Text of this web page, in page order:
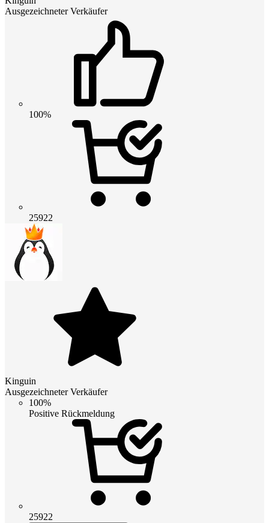
Ausgezeichneter Verkäufer
100%
25922
Kinguin
Ausgezeichneter Verkäufer
100%
Positive Rückmeldung
25922